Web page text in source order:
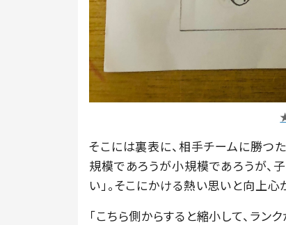
そこには裏表に、相手チームに勝つ
規模であろうが小規模であろうが、
い」。そこにかける熱い思いと向上心
「こちら側からすると縮小して、ラン